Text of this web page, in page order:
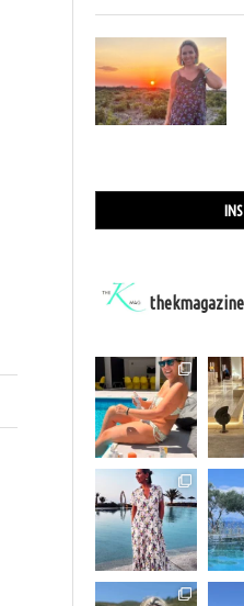
thekmagazine